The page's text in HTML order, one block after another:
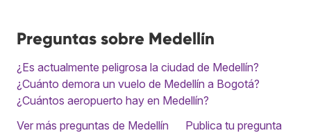
Preguntas sobre Medellín
¿Es actualmente peligrosa la ciudad de Medellín?
¿Cuánto demora un vuelo de Medellín a Bogotá?
¿Cuántos aeropuerto hay en Medellín?
Ver más preguntas de Medellín
Publica tu pregunta